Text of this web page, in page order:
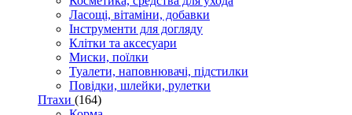
Ласощі, вітаміни, добавки
Інструменти для догляду
Клітки та аксесуари
Миски, поїлки
Туалети, наповнювачі, підстилки
Повідки, шлейки, рулетки
Птахи (164)